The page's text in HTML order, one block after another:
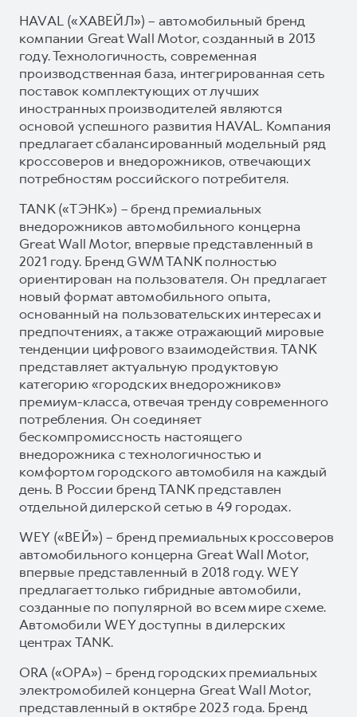
HAVAL («ХАВЕЙЛ») – автомобильный бренд
компании Great Wall Motor, созданный в 2013
году. Технологичность, современная
производственная база, интегрированная сеть
поставок комплектующих от лучших
иностранных производителей являются
основой успешного развития HAVAL. Компания
предлагает сбалансированный модельный ряд
кроссоверов и внедорожников, отвечающих
потребностям российского потребителя.
TANK («ТЭНК») – бренд премиальных
внедорожников автомобильного концерна
Great Wall Motor, впервые представленный в
2021 году. Бренд GWM TANK полностью
ориентирован на пользователя. Он предлагает
новый формат автомобильного опыта,
основанный на пользовательских интересах и
предпочтениях, а также отражающий мировые
тенденции цифрового взаимодействия. TANK
представляет актуальную продуктовую
категорию «городских внедорожников»
премиум-класса, отвечая тренду современного
потребления. Он соединяет
бескомпромиссность настоящего
внедорожника с технологичностью и
комфортом городского автомобиля на каждый
день. В России бренд TANK представлен
отдельной дилерской сетью в 49 городах.
WEY («ВЕЙ») – бренд премиальных кроссоверов
автомобильного концерна Great Wall Motor,
впервые представленный в 2018 году. WEY
предлагает только гибридные автомобили,
созданные по популярной во всем мире схеме.
Автомобили WEY доступны в дилерских
центрах TANK.
ORA («ОРА») – бренд городских премиальных
электромобилей концерна Great Wall Motor,
представленный в октябре 2023 года. Бренд